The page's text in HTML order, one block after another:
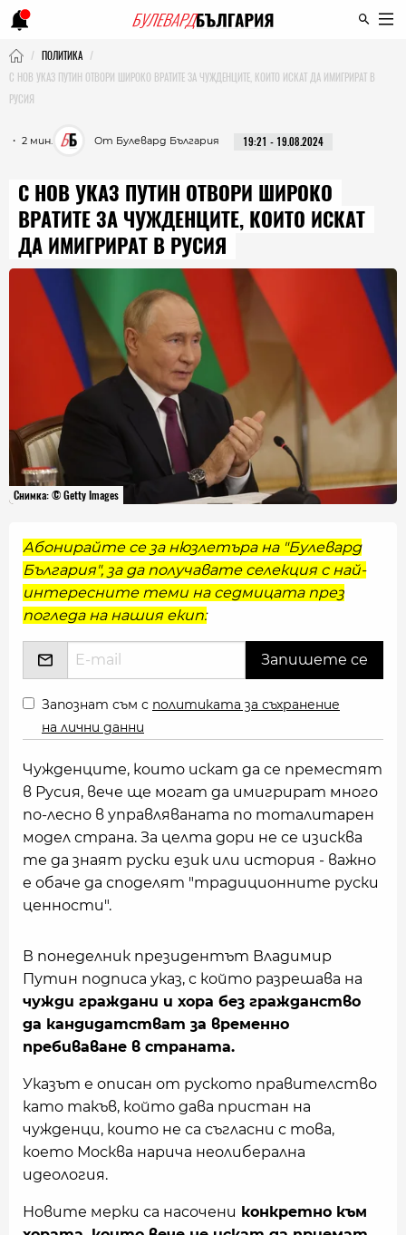
ПОЛИТИКА
С НОВ УКАЗ ПУТИН ОТВОРИ ШИРОКО ВРАТИТЕ ЗА ЧУЖДЕНЦИТЕ, КОИТО ИСКАТ ДА ИМИГРИРАТ В
РУСИЯ
・ 2 мин. От Булевард България 19:21 - 19.08.2024
С НОВ УКАЗ ПУТИН ОТВОРИ ШИРОКО
ВРАТИТЕ ЗА ЧУЖДЕНЦИТЕ, КОИТО ИСКАТ
ДА ИМИГРИРАТ В РУСИЯ
Снимка: © Getty Images
Абонирайте се за нюзлетъра на "Булевард
България", за да получавате селекция с най-
интересните теми на седмицата през
погледа на нашия екип:
Запознат съм с политиката за съхранение
на лични данни
Чужденците, които искат да се преместят
в Русия, вече ще могат да имигрират много
по-лесно в управляваната по тоталитарен
модел страна. За целта дори не се изисква
те да знаят руски език или история - важно
е обаче да споделят "традиционните руски
ценности".
В понеделник президентът Владимир
Путин подписа указ, с който разрешава на
чужди граждани и хора без гражданство
да кандидатстват за временно
пребиваване в страната.
Указът е описан от руското правителство
като такъв, който дава пристан на
чужденци, които не са съгласни с това,
което Москва нарича неолиберална
идеология.
Новите мерки са насочени конкретно към